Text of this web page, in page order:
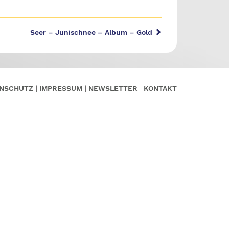
Seer – Junischnee – Album – Gold
IMPRESSUM NEWSLETTER KONTAKT